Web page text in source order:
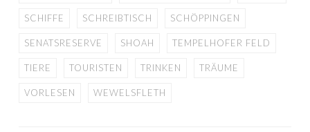
SCHIFFE SCHREIBTISCH SCHÖPPINGEN
SENATSRESERVE SHOAH TEMPELHOFER FELD
TIERE TOURISTEN TRINKEN TRÄUME
VORLESEN WEWELSFLETH